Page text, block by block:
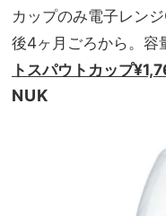
カップのみ電子レン
後4ヶ月ごろから。容
トスパウトカップ
NUK